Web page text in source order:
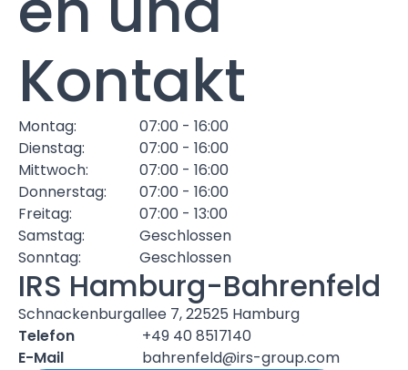
Kontakt
Montag:
07:00 - 16:00
Dienstag:
07:00 - 16:00
Mittwoch:
07:00 - 16:00
Donnerstag:
07:00 - 16:00
Freitag:
07:00 - 13:00
Samstag:
Geschlossen
Sonntag:
Geschlossen
IRS Hamburg-Bahrenfeld
Schnackenburgallee 7, 22525 Hamburg
Telefon
+49 40 8517140
E-Mail
bahrenfeld@irs-group.com